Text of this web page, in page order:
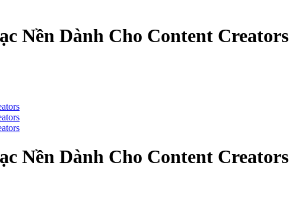
Nền Dành Cho Content Creators
Nền Dành Cho Content Creators